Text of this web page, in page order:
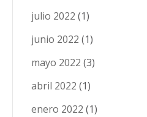
julio 2022 (1)
junio 2022 (1)
mayo 2022 (3)
abril 2022 (1)
enero 2022 (1)